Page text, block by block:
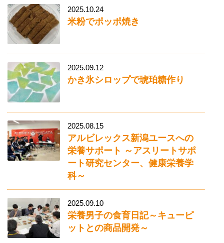
2025.10.24
米粉でポッポ焼き
2025.09.12
かき氷シロップで琥珀糖作り
2025.08.15
アルビレックス新潟ユースへの
栄養サポート ～アスリートサポ
ート研究センター、健康栄養学
科～
2025.09.10
栄養男子の食育日記～キューピ
ットとの商品開発～